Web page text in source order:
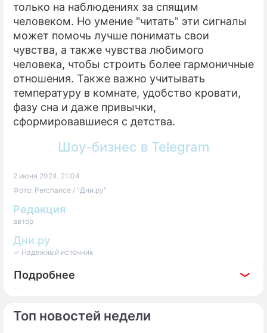
Топ новостей недели
только на наблюдениях за спящим
человеком. Но умение "читать" эти сигналы
может помочь лучше понимать свои
чувства, а также чувства любимого
человека, чтобы строить более гармоничные
отношения. Также важно учитывать
температуру в комнате, удобство кровати,
фазу сна и даже привычки,
сформировавшиеся с детства.
Шоу-бизнес в Telegram
2 июня 2024, 21:04
Фото: Perchance / "Дни.ру"
Редакция
автор
Дни.ру
✓ Надежный источник
Подробнее